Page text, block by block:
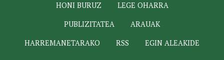
HONI BURUZ
LEGE OHARRA
PUBLIZITATEA
ARAUAK
HARREMANETARAKO
RSS EGIN ALEAKIDE